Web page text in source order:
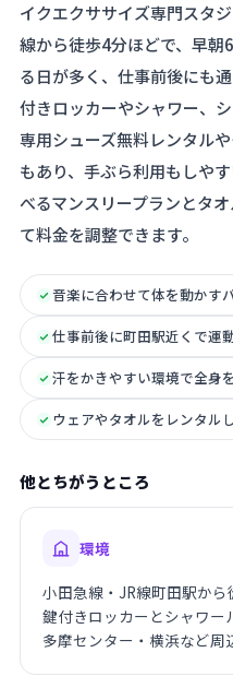
イクエクササイズ専門スタ
線から徒歩4分ほどで、早
る日が多く、仕事前後にも
付きロッカーやシャワー、
専用シューズ無料レンタル
もあり、手ぶら利用もしや
べるマンスリープランとタ
て料金を調整できます。
音楽に合わせて体を動かす
仕事前後に町田駅近くで運
汗をかきやすい環境で全身
ウェアやタオルをレンタル
他とちがうところ
環境
小田急線・JR線町田駅か
鍵付きロッカーとシャワ
多摩センター・横浜など